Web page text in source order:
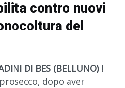
contro nuovi
del
DI BES (BELLUNO) !
dopo aver